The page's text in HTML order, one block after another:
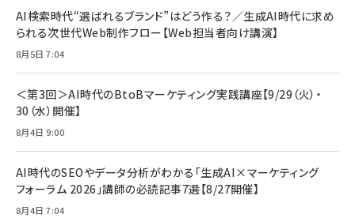
￥880
Amazonランキングをもっと見る
レイヤー
￥6,980
Anker Soundcore P31i (Bluetooth 6.1) 【完
全ワイヤレスイヤホン/アクティブノイズキャンセリ
ング/マルチポイント接続 / 最大50時間再生 / PSE
Anker PowerLine III Flow USB-C & USB-C
ケーブル Anker絡まないケーブル 240W 結束バン
ド付き USB PD対応 シリコン素材採用 iPhone
17 / 16 / 15 / Galaxy iPad Pro MacBook
17 / 16 / 15 / Galaxy iPad Pro MacBook
Pro/Air 各種対応 (1.8m ミッドナイトブラック)
￥1,890
キャンペーン】
￥4,857
AI検索時代“選ばれるブランド”はどう作る？／生成AI時代に求め
られる次世代Web制作フロー【Web担当者向け講演】
8月5日 7:04
＜第3回＞AI時代のBtoBマーケティング実践講座【9/29（火）・
30（水）開催】
8月4日 9:00
AI時代のSEOやデータ分析がわかる「生成AI×マーケティング
フォーラム 2026」講師の必読記事7選【8/27開催】
8月4日 7:04